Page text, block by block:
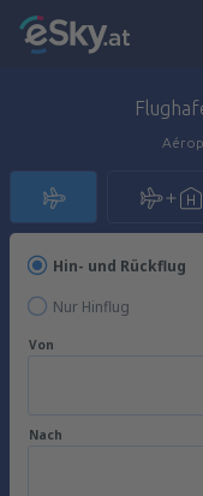
Hin- und Rückflug
Nur Hinflug
Von
Nach